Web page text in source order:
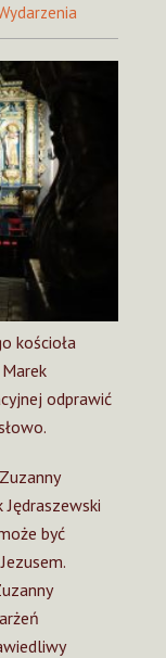
kościoła
odprawić
być